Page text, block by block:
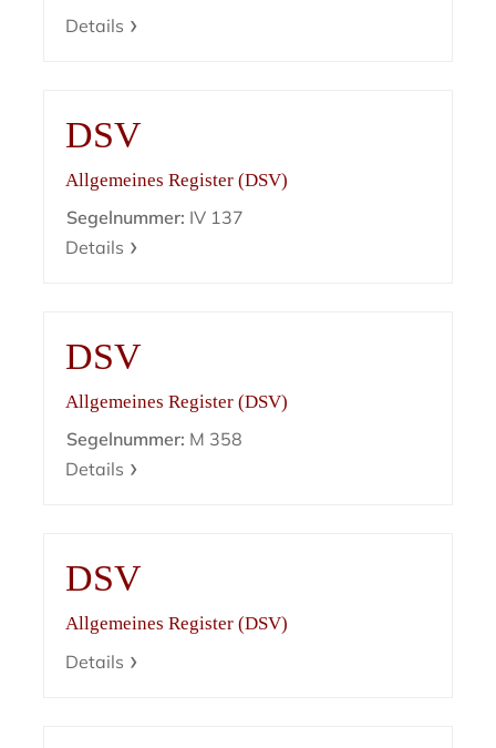
Details
DSV
Allgemeines Register (DSV)
Segelnummer: IV 137
Details
DSV
Allgemeines Register (DSV)
Segelnummer: M 358
Details
DSV
Allgemeines Register (DSV)
Details